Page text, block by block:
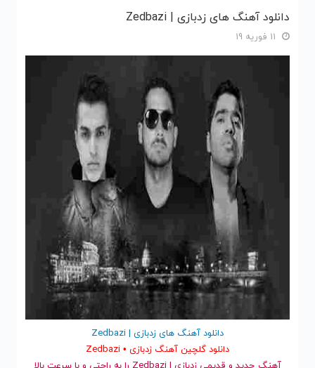
اسپیرولینا
بین ببرید!
دانلود آهنگ های زدبازی | Zedbazi
دانلود آهنگ های زدبازی | Zedbazi
دانلود گلچین آهنگ زدبازی • Zedbazi